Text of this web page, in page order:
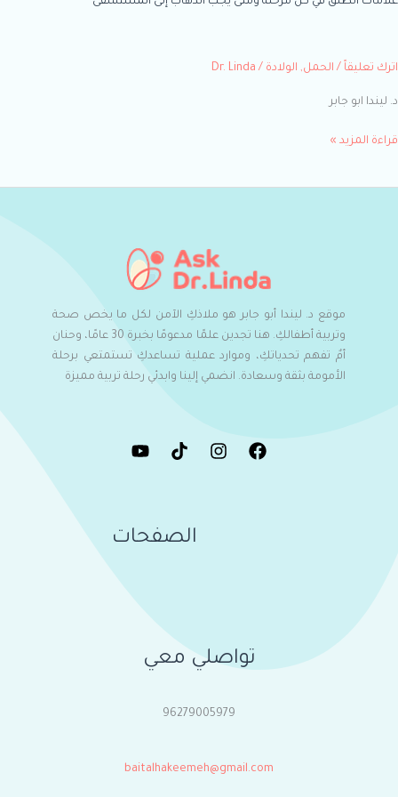
تعليقاً /الحمل,الولادة/
Dr. Linda
ابو جابر
المزيد »
موقع د. ليندا أبو جابر هو ملاذكِ الآمن لكل ما يخص صحة
وتربية أطفالكِ. هنا تجدين علمًا مدعومًا بخبرة 30 عامًا، وحنان
أمٌ تفهم تحدياتكِ، وموارد عملية تساعدكِ تستمتعي برحلة
الأمومة بثقة وسعادة. انضمي إلينا وابدئي رحلة تربية مميزة
الصفحات
تواصلي معي
96279005979
baitalhakeemeh@gmail.com